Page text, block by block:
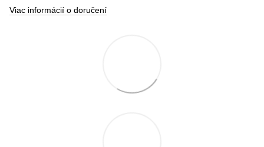
Viac informácií o doručení